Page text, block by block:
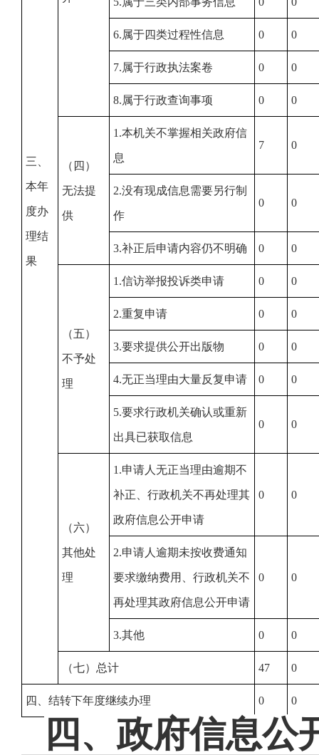
三、
本年
度办
理结
果
6.属于四类过程性信息 0 0
7.属于行政执法案卷 0 0
8.属于行政查询事项 0 0
（四）
无法提
供
1.本机关不掌握相关政府信
息
7 0
2.没有现成信息需要另行制
作
0 0
3.补正后申请内容仍不明确 0 0
（五）
不予处
理
1.信访举报投诉类申请 0 0
2.重复申请 0 0
3.要求提供公开出版物 0 0
4.无正当理由大量反复申请 0 0
5.要求行政机关确认或重新
出具已获取信息
0 0
（六）
其他处
理
1.申请人无正当理由逾期不
补正、行政机关不再处理其
政府信息公开申请
0 0
2.申请人逾期未按收费通知
要求缴纳费用、行政机关不
再处理其政府信息公开申请
0 0
3.其他 0 0
（七）总计 47 0
四、结转下年度继续办理 0 0
四、政府信息公